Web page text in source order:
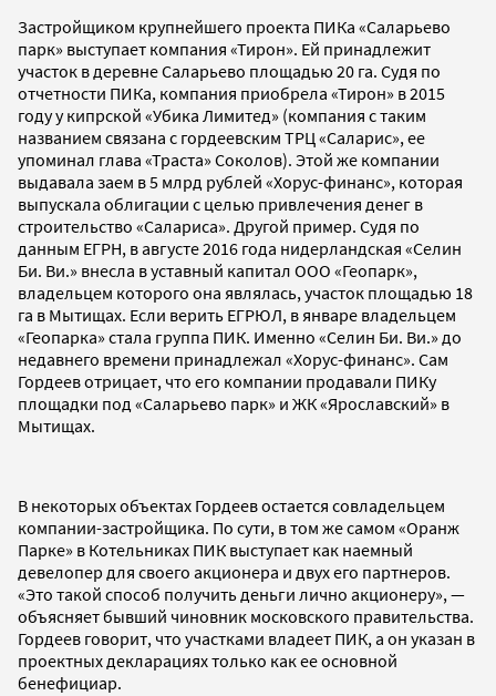
Застройщиком крупнейшего проекта ПИКа «Саларьево
парк» выступает компания «Тирон». Ей принадлежит
участок в деревне Саларьево площадью 20 га. Судя по
отчетности ПИКа, компания приобрела «Тирон» в 2015
году у кипрской «Убика Лимитед» (компания с таким
названием связана с гордеевским ТРЦ «Саларис», ее
упоминал глава «Траста» Соколов). Этой же компании
выдавала заем в 5 млрд рублей «Хорус-финанс», которая
выпускала облигации с целью привлечения денег в
строительство «Салариса». Другой пример. Судя по
данным ЕГРН, в августе 2016 года нидерландская «Селин
Би. Ви.» внесла в уставный капитал ООО «Геопарк»,
владельцем которого она являлась, участок площадью 18
га в Мытищах. Если верить ЕГРЮЛ, в январе владельцем
«Геопарка» стала группа ПИК. Именно «Селин Би. Ви.» до
недавнего времени принадлежал «Хорус-финанс». Сам
Гордеев отрицает, что его компании продавали ПИКу
площадки под «Саларьево парк» и ЖК «Ярославский» в
Мытищах.
В некоторых объектах Гордеев остается совладельцем
компании-застройщика. По сути, в том же самом «Оранж
Парке» в Котельниках ПИК выступает как наемный
девелопер для своего акционера и двух его партнеров.
«Это такой способ получить деньги лично акционеру», —
объясняет бывший чиновник московского правительства.
Гордеев говорит, что участками владеет ПИК, а он указан в
проектных декларациях только как ее основной
бенефициар.